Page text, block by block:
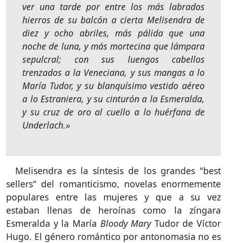
ver una tarde por entre los más labrados
hierros de su balcón a cierta Melisendra de
diez y ocho abriles, más pálida que una
noche de luna, y más mortecina que lámpara
sepulcral; con sus luengos cabellos
trenzados a la Veneciana, y sus mangas a lo
María Tudor, y su blanquísimo vestido aéreo
a lo Estraniera, y su cinturón a la Esmeralda,
y su cruz de oro al cuello a lo huérfana de
Underlach.»
Melisendra es la síntesis de los grandes "best
sellers" del romanticismo, novelas enormemente
populares entre las mujeres y que a su vez
estaban llenas de heroínas como la zíngara
Esmeralda y la María Bloody MaryTudor de Víctor
Hugo. El género romántico por antonomasia no es